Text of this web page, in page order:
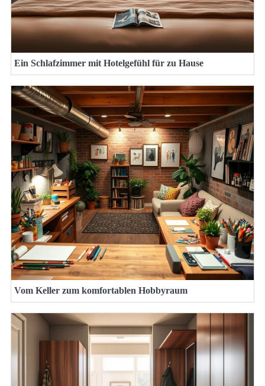
Ein Schlafzimmer mit Hotelgefühl für zu Hause
Vom Keller zum komfortablen Hobbyraum